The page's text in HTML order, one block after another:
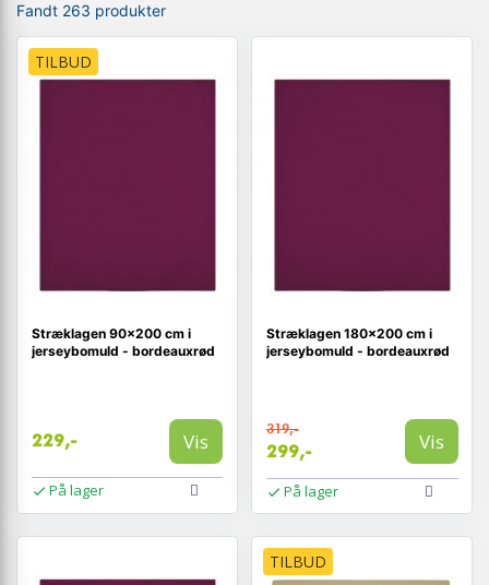
Fandt 263 produkter
TILBUD
Stræklagen 90×200 cm i
jerseybomuld - bordeauxrød
229,- Vis
På lager
Stræklagen 180x200 cm i
jerseybomuld - bordeauxrød
319,-
299,- Vis
På lager
TILBUD